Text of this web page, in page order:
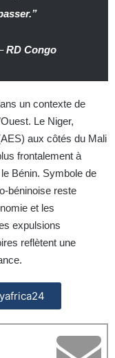
RD Congo
un contexte de
Le Niger,
aux côtés du Mali
frontalement à
Bénin. Symbole de
béninoise reste
et les
expulsions
reflètent une